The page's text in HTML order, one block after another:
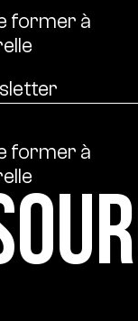
former à
former à